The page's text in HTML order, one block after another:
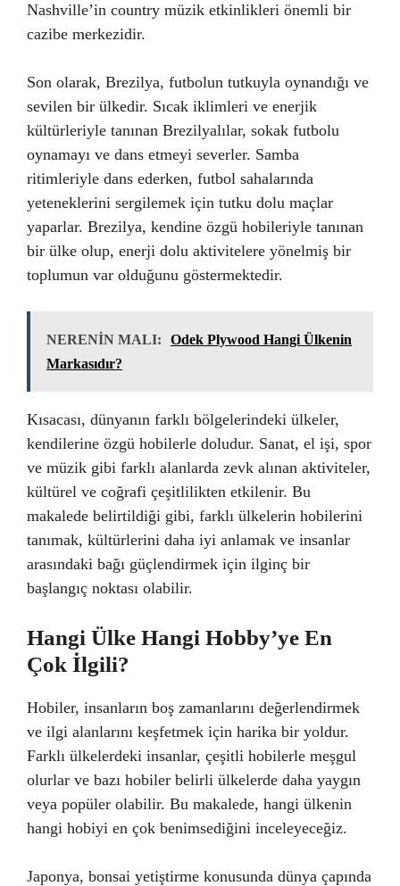
Nashville’in country müzik etkinlikleri önemli bir
cazibe merkezidir.
Son olarak, Brezilya, futbolun tutkuyla oynandığı ve
sevilen bir ülkedir. Sıcak iklimleri ve enerjik
kültürleriyle tanınan Brezilyalılar, sokak futbolu
oynamayı ve dans etmeyi severler. Samba
ritimleriyle dans ederken, futbol sahalarında
yeteneklerini sergilemek için tutku dolu maçlar
yaparlar. Brezilya, kendine özgü hobileriyle tanınan
bir ülke olup, enerji dolu aktivitelere yönelmiş bir
toplumun var olduğunu göstermektedir.
NERENİN MALI:
Odek Plywood Hangi Ülkenin
Markasıdır?
Kısacası, dünyanın farklı bölgelerindeki ülkeler,
kendilerine özgü hobilerle doludur. Sanat, el işi, spor
ve müzik gibi farklı alanlarda zevk alınan aktiviteler,
kültürel ve coğrafi çeşitlilikten etkilenir. Bu
makalede belirtildiği gibi, farklı ülkelerin hobilerini
tanımak, kültürlerini daha iyi anlamak ve insanlar
arasındaki bağı güçlendirmek için ilginç bir
başlangıç noktası olabilir.
Hangi Ülke Hangi Hobby’ye En
Çok İlgili?
Hobiler, insanların boş zamanlarını değerlendirmek
ve ilgi alanlarını keşfetmek için harika bir yoldur.
Farklı ülkelerdeki insanlar, çeşitli hobilerle meşgul
olurlar ve bazı hobiler belirli ülkelerde daha yaygın
veya popüler olabilir. Bu makalede, hangi ülkenin
hangi hobiyi en çok benimsediğini inceleyeceğiz.
Japonya, bonsai yetiştirme konusunda dünya çapında